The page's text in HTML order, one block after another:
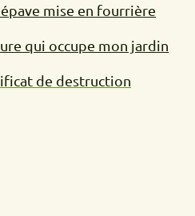
mise en fourrière
qui occupe mon jardin
de destruction